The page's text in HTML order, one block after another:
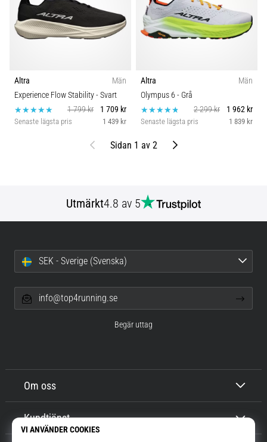
Altra
Män
Experience Flow Stability- Svart
1 799 kr
1 709 kr
Senaste lägsta pris 1 439 kr
Altra
Män
Olympus 6 - Grå
2 299 kr
1 962 kr
Senaste lägsta pris 1 839 kr
Föregående
Sidan 1 av 2 Nästa
Utmärkt4.8 av 5
Om oss
Kundtjänst
SEK - Sverige (Svenska)
info@top4running.se
Begär uttag